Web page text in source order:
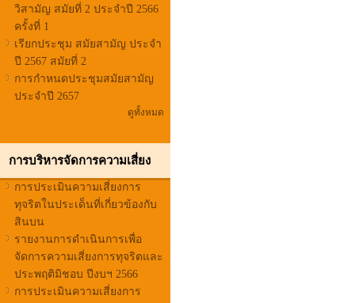
วิสามัญ สมัยที่ 2 ประจำปี 2566
ครั้งที่ 1
เรียกประชุม สมัยสามัญ ประจำ
ปี 2567 สมัยที่ 2
การกำหนดประชุมสมัยสามัญ
ประจำปี 2657
ดูทั้งหมด
การบริหารจัดการความเสี่ยง
การประเมินความเสี่ยงการ
ทุจริตในประเด็นที่เกี่ยวข้องกับ
สินบน
รายงานการดำเนินการเพื่อ
จัดการความเสี่ยงการทุจริตและ
ประพฤติมิชอบ ปีงบฯ 2566
การประเมินความเสี่ยงการ